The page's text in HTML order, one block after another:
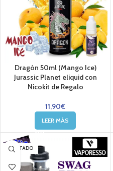
Dragón 50ml (Mango Ice)
Jurassic Planet eliquid con
Nicokit de Regalo
11,90€
LEER MÁS
AGOTADO